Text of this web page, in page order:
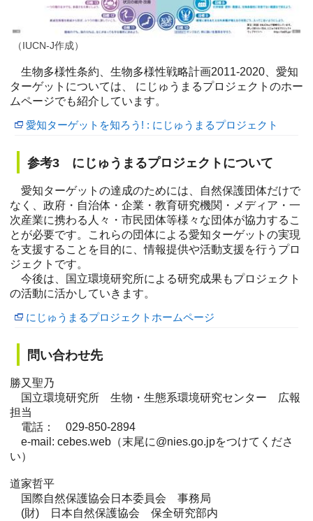
（IUCN-J作成）
生物多様性条約、生物多様性戦略計画2011-2020、愛知
ターゲットについては、 にじゅうまるプロジェクトのホー
ムページでも紹介しています。
愛知ターゲットを知ろう! : にじゅうまるプロジェクト
参考3 にじゅうまるプロジェクトについて
愛知ターゲットの達成のためには、自然保護団体だけで
なく、政府・自治体・企業・教育研究機関・メディア・一
次産業に携わる人々・市民団体等様々な団体が協力するこ
とが必要です。これらの団体による愛知ターゲットの実現
を支援することを目的に、情報提供や活動支援を行うプロ
ジェクトです。
今後は、国立環境研究所による研究成果もプロジェクト
の活動に活かしていきます。
にじゅうまるプロジェクトホームページ
問い合わせ先
勝又聖乃
国立環境研究所 生物・生態系環境研究センター 広報
担当
電話： 029-850-2894
e-mail: cebes.web（末尾に@nies.go.jpをつけてくださ
い）
道家哲平
国際自然保護協会日本委員会 事務局
(財) 日本自然保護協会 保全研究部内